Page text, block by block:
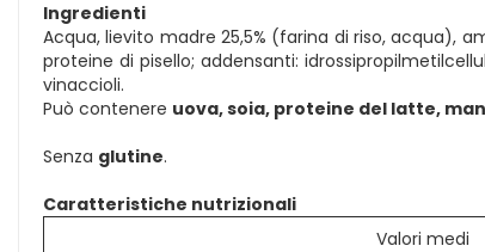
Ingredienti
Acqua, lievito madre 25,5% (farina di riso, acqua),
proteine di pisello; addensanti:
vinaccioli.
Può contenere uova, soia, proteine del latte,
Senza glutine.
Caratteristiche nutrizionali
Valori medi